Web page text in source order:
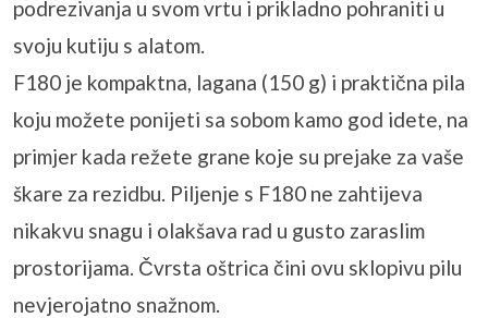
podrezivanja u svom vrtu i prikladno pohraniti u
svoju kutiju s alatom.
F180 je kompaktna, lagana (150 g) i praktična pila
koju možete ponijeti sa sobom kamo god idete, na
primjer kada režete grane koje su prejake za vaše
škare za rezidbu. Piljenje s F180 ne zahtijeva
nikakvu snagu i olakšava rad u gusto zaraslim
prostorijama. Čvrsta oštrica čini ovu sklopivu pilu
nevjerojatno snažnom.